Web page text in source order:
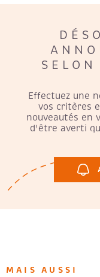
Effectuez une
vos critères
nouveautés en
d'être averti
MAIS AUSSI